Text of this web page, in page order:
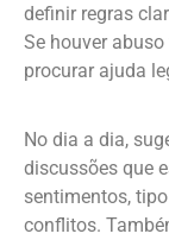
definir regras
Se houver
procurar ajuda
No dia a dia,
discussões que
sentimentos,
conflitos.